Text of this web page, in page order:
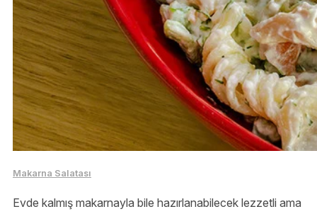
Makarna Salatası
Evde kalmış makarnayla bile hazırlanabilecek lezzetli ama